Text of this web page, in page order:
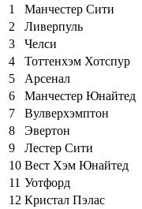
1
Манчестер Сити
2
Ливерпуль
3
Челси
4
Тоттенхэм Хотспур
5
Арсенал
6
Манчестер Юнайтед
7
Вулверхэмптон
8
Эвертон
9
Лестер Сити
10 Вест Хэм Юнайтед
11 Уотфорд
12 Кристал Пэлас